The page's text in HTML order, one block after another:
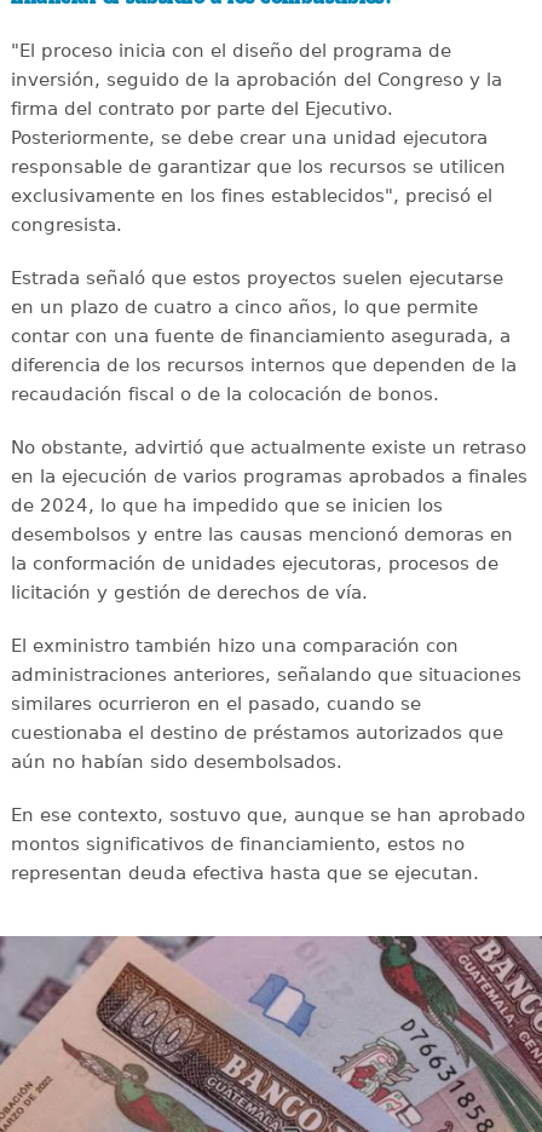
"El proceso inicia con el diseño del programa de
inversión, seguido de la aprobación del Congreso y la
firma del contrato por parte del Ejecutivo.
Posteriormente, se debe crear una unidad ejecutora
responsable de garantizar que los recursos se utilicen
exclusivamente en los fines establecidos", precisó el
congresista.
Estrada señaló que estos proyectos suelen ejecutarse
en un plazo de cuatro a cinco años, lo que permite
contar con una fuente de financiamiento asegurada, a
diferencia de los recursos internos que dependen de la
recaudación fiscal o de la colocación de bonos.
No obstante, advirtió que actualmente existe un retraso
en la ejecución de varios programas aprobados a finales
de 2024, lo que ha impedido que se inicien los
desembolsos y entre las causas mencionó demoras en
la conformación de unidades ejecutoras, procesos de
licitación y gestión de derechos de vía.
El exministro también hizo una comparación con
administraciones anteriores, señalando que situaciones
similares ocurrieron en el pasado, cuando se
cuestionaba el destino de préstamos autorizados que
aún no habían sido desembolsados.
En ese contexto, sostuvo que, aunque se han aprobado
montos significativos de financiamiento, estos no
representan deuda efectiva hasta que se ejecutan.